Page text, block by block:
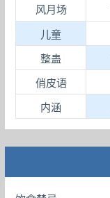
风月场
儿童
整蛊
俏皮语
内涵